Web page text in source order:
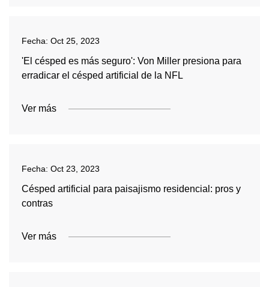
Fecha: Oct 25, 2023
'El césped es más seguro': Von Miller presiona para
erradicar el césped artificial de la NFL
Ver más
Fecha: Oct 23, 2023
Césped artificial para paisajismo residencial: pros y
contras
Ver más